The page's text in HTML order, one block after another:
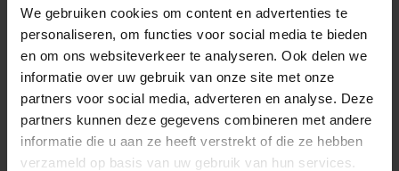
We gebruiken cookies om content en advertenties te
personaliseren, om functies voor social media te bieden
en om ons websiteverkeer te analyseren. Ook delen we
informatie over uw gebruik van onze site met onze
partners voor social media, adverteren en analyse. Deze
partners kunnen deze gegevens combineren met andere
informatie die u aan ze heeft verstrekt of die ze hebben
verzameld op basis van uw gebruik van hun services.
LAAT UW WONING IN
VENLO CONTROLEREN
OP VOCHT